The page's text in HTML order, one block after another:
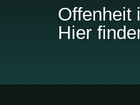
Offenheit
Hier